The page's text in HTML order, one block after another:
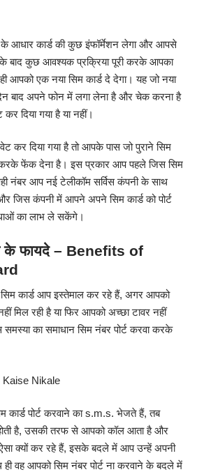
आधार कार्ड की कुछ इंफॉर्मेशन लेगा और आपसे
बाद कुछ आवश्यक प्रक्रिया पूरी करके आपका
आपको एक नया सिम कार्ड दे देगा। यह जो नया
बाद अपने फोन में लगा लेना है और चेक करना है
दिया गया है या नहीं।
कर दिया गया है तो आपके पास जो पुराने सिम
फेंक देना है। इस प्रकार आप पहले जिस सिम
नंबर आप नई टेलीकॉम सर्विस कंपनी के साथ
जिस कंपनी में आपने अपने सिम कार्ड को पोर्ट
का लाभ ले सकेंगे।
के फायदे – Benefits of
सिम कार्ड आप इस्तेमाल कर रहे हैं, अगर आपको
मिल रही है या फिर आपको अच्छा टावर नहीं
समस्या का समाधान सिम नंबर पोर्ट करवा करके
Kaise Nikale
पोर्ट करवाने का s.m.s. भेजते हैं, तब
है, उसकी तरफ से आपको कॉल आता है और
क्यों कर रहे हैं, इसके बदले में आप उन्हें अपनी
वह आपको सिम नंबर पोर्ट ना करवाने के बदले में